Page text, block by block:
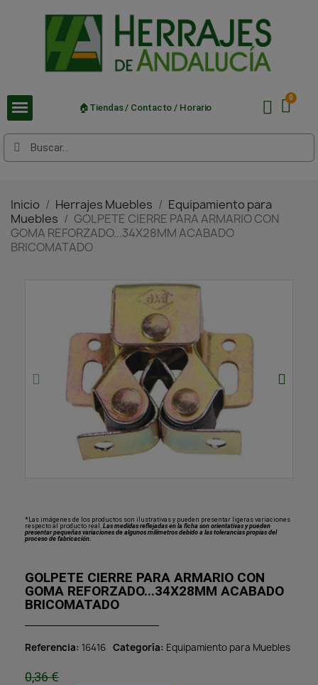
🏠Tiendas / Contacto / Horario
Inicio Herrajes Muebles
Equipamiento para
Muebles
GOLPETE CIERRE PARA ARMARIO CON
GOMA REFORZADO...34X28MM ACABADO
BRICOMATADO
*Las imágenes de los productos son ilustrativas y pueden presentar ligeras variaciones
respecto al producto real. Las medidas reflejadas en la ficha son orientativas y pueden
presentar pequeñas variaciones de algunos milímetros debido a las tolerancias propias del
proceso de fabricación.
GOLPETE CIERRE PARA ARMARIO CON
GOMA REFORZADO...34X28MM ACABADO
BRICOMATADO
Referencia 16416 Categoría Equipamiento para Muebles
0,36 €